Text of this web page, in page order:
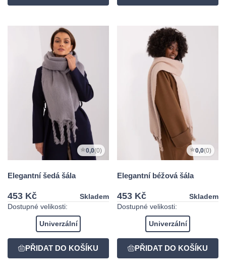
0,0(0)
Elegantní šedá šála
453 Kč
Skladem
Dostupné velikosti:
Univerzální
0,0(0)
Elegantní béžová šála
453 Kč
Skladem
Dostupné velikosti:
Univerzální